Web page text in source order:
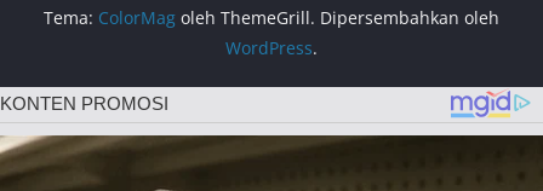
Tema: ColorMag oleh ThemeGrill. Dipersembahkan oleh
WordPress.